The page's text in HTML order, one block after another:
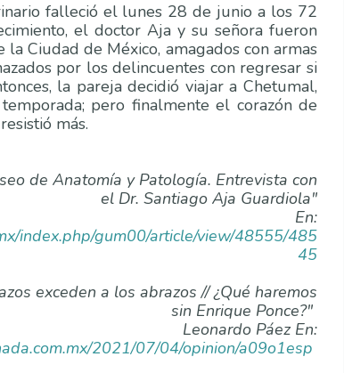
falleció el lunes 28 de junio a los 72
el doctor Aja y su señora fueron
Ciudad de México, amagados con armas
por los delincuentes con regresar si
la pareja decidió viajar a Chetumal,
pero finalmente el corazón de
más.
de Anatomía y Patología. Entrevista con
el Dr. Santiago Aja Guardiola"
En:
index.php/gum00/article/view/48555/485
45
exceden a los abrazos // ¿Qué haremos
sin Enrique Ponce?"
Leonardo Páez En:
2021/07/04/opinion/a09o1esp